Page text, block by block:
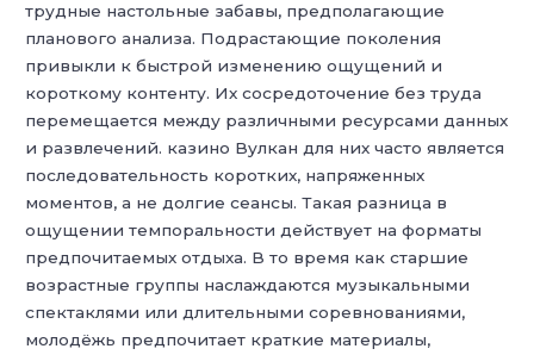
трудные настольные забавы, предполагающие
планового анализа. Подрастающие поколения
привыкли к быстрой изменению ощущений и
короткому контенту. Их сосредоточение без труда
перемещается между различными ресурсами данных
и развлечений. казино Вулкан для них часто является
последовательность коротких, напряженных
моментов, а не долгие сеансы. Такая разница в
ощущении темпоральности действует на форматы
предпочитаемых отдыха. В то время как старшие
возрастные группы наслаждаются музыкальными
спектаклями или длительными соревнованиями,
молодёжь предпочитает краткие материалы,